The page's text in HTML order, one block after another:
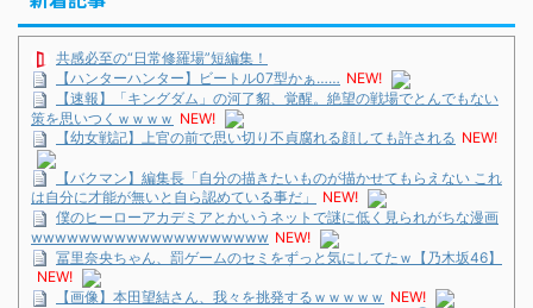
共感必至の“日常修羅場”短編集！
【ハンターハンター】ビートル07型かぁ…… NEW!
【速報】「キングダム」の河了貂、覚醒。絶望の戦場でとんでもない
策を思いつくｗｗｗｗ NEW!
【幼女戦記】上官の前で思い切り不貞腐れる顔しても許される NEW!
【バクマン】編集長「自分の描きたいものが描かせてもらえない これ
は自分に才能が無いと自ら認めている事だ」
NEW!
僕のヒーローアカデミアとかいうネットで謎に低く見られがちな漫画
wwwwwwwwwwwwwwwwwwww NEW!
冨里奈央ちゃん、罰ゲームのセミをずっと気にしてたｗ【乃木坂46】
NEW!
【画像】本田望結さん、我々を挑発するｗｗｗｗｗ NEW!